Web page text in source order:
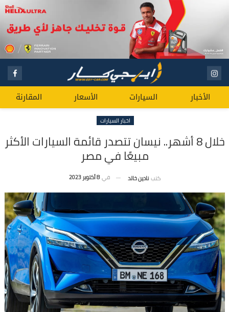
الأخبار السيارات الأسعار المقارنة
اخبار السيارات
خلال 8 أشهر.. نيسان تتصدر قائمة السيارات الأكثر
مبيعًا في مصر
كتب نادين خالد في 8 أكتوبر 2023